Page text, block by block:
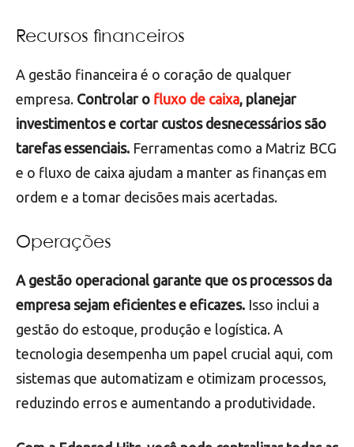
Recursos financeiros
A gestão financeira é o coração de qualquer
empresa. Controlar o fluxo de caixa, planejar
investimentos e cortar custos desnecessários são
tarefas essenciais. Ferramentas como a Matriz BCG
e o fluxo de caixa ajudam a manter as finanças em
ordem e a tomar decisões mais acertadas.
Operações
A gestão operacional garante que os processos da
empresa sejam eficientes e eficazes. Isso inclui a
gestão do estoque, produção e logística. A
tecnologia desempenha um papel crucial aqui, com
sistemas que automatizam e otimizam processos,
reduzindo erros e aumentando a produtividade.